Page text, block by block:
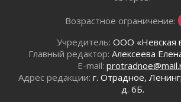
29 июля 2026
28 июля 2026
Ленобласть готовится к новому
году
28 июля 2026
Возрастное ограничение:
Учредитель: ООО «Невская
Главный редактор: Алексеева
E-mail:
Адрес редакции: г. Отрадное,
д. 6Б.